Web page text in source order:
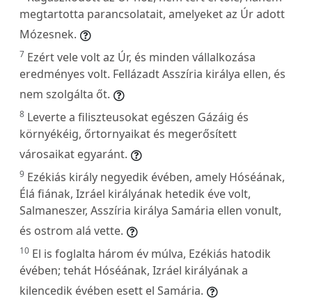
megtartotta parancsolatait, amelyeket az Úr adott
Mózesnek.
7 Ezért vele volt az Úr, és minden vállalkozása
eredményes volt. Fellázadt Asszíria királya ellen, és
nem szolgálta őt.
8 Leverte a filiszteusokat egészen Gázáig és
környékéig, őrtornyaikat és megerősített
városaikat egyaránt.
9 Ezékiás király negyedik évében, amely Hóséának,
Élá fiának, Izráel királyának hetedik éve volt,
Salmaneszer, Asszíria királya Samária ellen vonult,
és ostrom alá vette.
10 El is foglalta három év múlva, Ezékiás hatodik
évében; tehát Hóséának, Izráel királyának a
kilencedik évében esett el Samária.